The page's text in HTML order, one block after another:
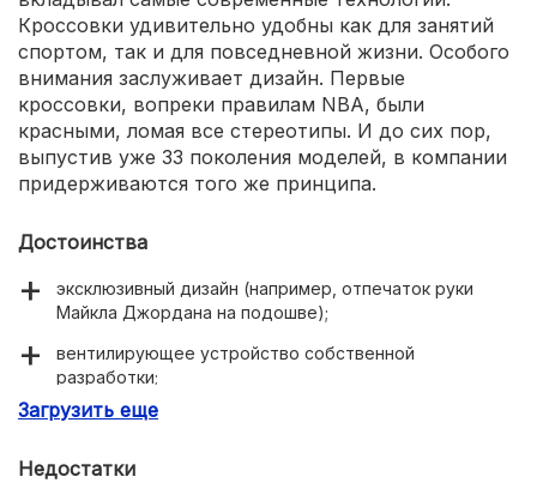
Кроссовки удивительно удобны как для занятий
спортом, так и для повседневной жизни. Особого
внимания заслуживает дизайн. Первые
кроссовки, вопреки правилам NBA, были
красными, ломая все стереотипы. И до сих пор,
выпустив уже 33 поколения моделей, в компании
придерживаются того же принципа.
Достоинства
эксклюзивный дизайн (например, отпечаток руки
Майкла Джордана на подошве);
вентилирующее устройство собственной
разработки;
уникальная методика фиксации стопы;
боксеров.
Загрузить еще
Недостатки